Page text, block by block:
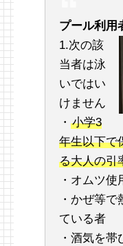
プール利用
1.次の該
当者は泳
いではい
けません
・ 小学3
年生以下で
る大人の引
・オムツ使
・かぜ等
ている者
・酒気を